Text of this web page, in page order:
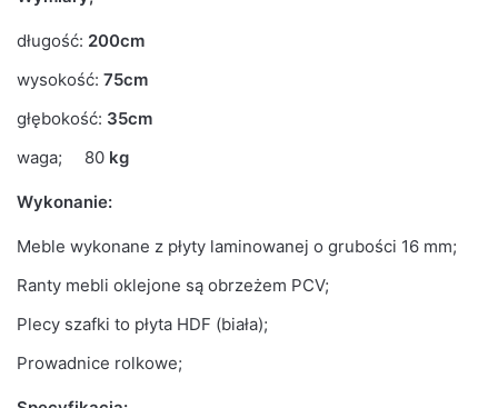
długość: 200cm
wysokość: 75cm
głębokość: 35cm
waga; 80 kg
Wykonanie:
Meble wykonane z płyty laminowanej o grubości 16 mm;
Ranty mebli oklejone są obrzeżem PCV;
Plecy szafki to płyta HDF (biała);
Prowadnice rolkowe;